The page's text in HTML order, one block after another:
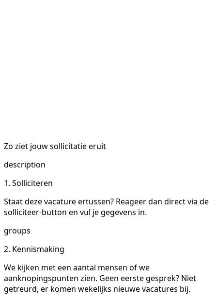
Zo ziet jouw sollicitatie eruit
description
1. Solliciteren
Staat deze vacature ertussen? Reageer dan direct via de
solliciteer-button en vul je gegevens in.
groups
2. Kennismaking
We kijken met een aantal mensen of we
aanknopingspunten zien. Geen eerste gesprek? Niet
getreurd, er komen wekelijks nieuwe vacatures bij.